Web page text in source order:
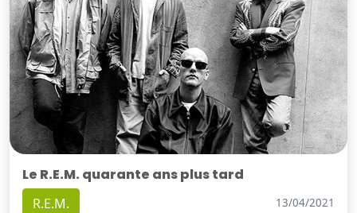
Le R.E.M. quarante ans plus tard
R.E.M. 13/04/2021